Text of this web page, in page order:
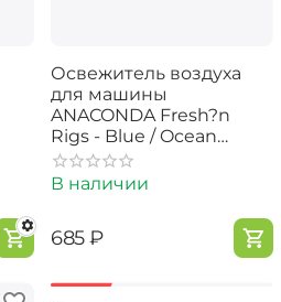
Освежитель воздуха
для машины
ANACONDA Fresh?n
Rigs - Blue / Ocean
Dream
В наличии
‍685‍₽